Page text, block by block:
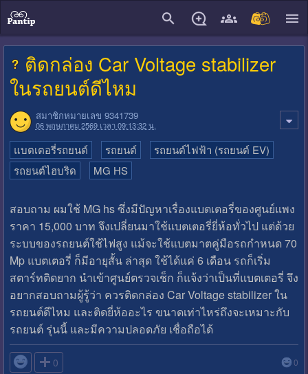
ติดกล่อง Car Voltage stabilizer
ในรถยนต์ดีไหม
สมาชิกหมายเลข 9341739
06 พฤษภาคม 2569 เวลา 09:13:32 น.
แบตเตอรี่รถยนต์ รถยนต์
รถยนต์ไฟฟ้า (รถยนต์ EV)
รถยนต์ไฮบริด
MG HS
สอบถาม ผมใช้ MG hs ซึ่งมีปัญหาเรื่องแบตเตอรี่ของศูนย์แพง
ราคา 15,000 บาท จึงเปลี่ยนมาใช้แบตเตอรี่ยี่ห้อทั่วไป แต่ด้วย
ระบบของรถยนต์ใช้ไฟสูง แม้จะใช้แบตมาตคู่มือรถกำหนด 70
Mp แบตเตอรี่ ก็มีอายุสั้น ล่าสุด ใช้ได้แค่ 6 เดือน รถก็เริ่ม
สตาร์ทติดยาก นำเข้าศูนย์ตรวจเช็ก ก็แจ้งว่าเป็นที่แบตเตอรี่ จึง
อยากสอบถามผู้รู้ว่า ควรติดกล่อง Car Voltage stabilizer ใน
รถยนต์ดีไหม และติดยี่ห้ออะไร ขนาดเท่าไหร่ถึงจะเหมาะกับ
รถยนต์ รุ่นนี้ และมีความปลอดภัย เชื่อถือได้
 0 0
close